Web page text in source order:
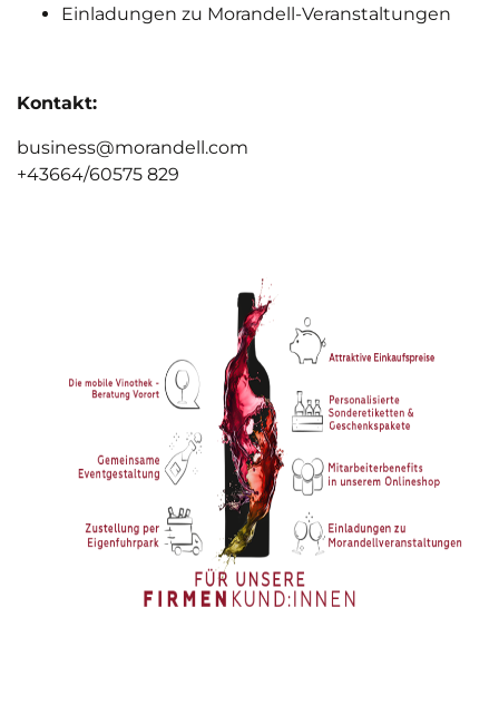
Einladungen zu Morandell-Veranstaltungen
Kontakt:
business@morandell.com
+43664/60575 829